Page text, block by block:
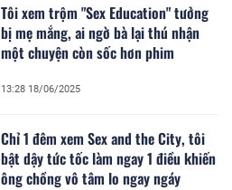
Tôi xem trộm "Sex Education" tưởng
bị mẹ mắng, ai ngờ bà lại thú nhận
một chuyện còn sốc hơn phim
13:28 18/06/2025
Chỉ 1 đêm xem Sex and the City, tôi
bật dậy tức tốc làm ngay 1 điều khiến
ông chồng vô tâm lo ngay ngáy